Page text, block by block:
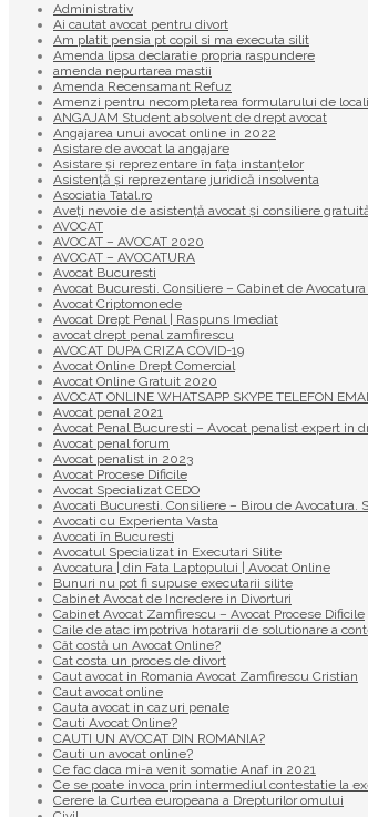
Administrativ
Ai cautat avocat pentru divort
Am platit pensia pt copil si ma executa silit
Amenda lipsa declaratie propria raspundere
amenda nepurtarea mastii
Amenda Recensamant Refuz
Amenzi pentru necompletarea formularului de
ANGAJAM Student absolvent de drept avocat
Angajarea unui avocat online in 2022
Asistare de avocat la angajare
Asistare și reprezentare în fața instanțelor
Asistență și reprezentare juridică insolventa
Asociatia Tatal.ro
Aveţi nevoie de asistenţă avocat şi consiliere
AVOCAT
AVOCAT – AVOCAT 2020
AVOCAT – AVOCATURA
Avocat Bucuresti
Avocat Bucuresti. Consiliere – Cabinet de
Avocat Criptomonede
Avocat Drept Penal | Raspuns Imediat
avocat drept penal zamfirescu
AVOCAT DUPA CRIZA COVID-19
Avocat Online Drept Comercial
Avocat Online Gratuit 2020
AVOCAT ONLINE WHATSAPP SKYPE TELEFON
Avocat penal 2021
Avocat Penal Bucuresti – Avocat penalist expert in
Avocat penal forum
Avocat penalist in 2023
Avocat Procese Dificile
Avocat Specializat CEDO
Avocati Bucuresti. Consiliere – Birou de Avocatura.
Avocati cu Experienta Vasta
Avocati în Bucuresti
Avocatul Specializat in Executari Silite
Avocatura | din Fata Laptopului | Avocat Online
Bunuri nu pot fi supuse executarii silite
Cabinet Avocat de Incredere in Divorturi
Cabinet Avocat Zamfirescu – Avocat Procese Dificile
Caile de atac impotriva hotararii de solutionare a
Cât costă un Avocat Online?
Cat costa un proces de divort
Caut avocat in Romania Avocat Zamfirescu Cristian
Caut avocat online
Cauta avocat in cazuri penale
Cauti Avocat Online?
CAUTI UN AVOCAT DIN ROMANIA?
Cauti un avocat online?
Ce fac daca mi-a venit somatie Anaf in 2021
Ce se poate invoca prin intermediul contestatie la
Cerere la Curtea europeana a Drepturilor omului